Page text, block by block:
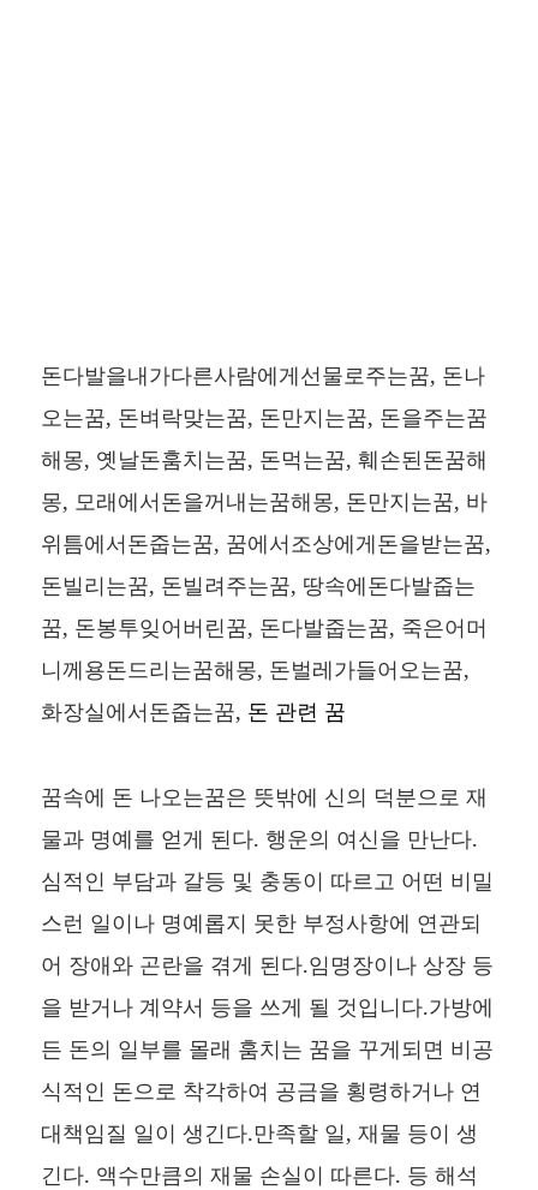
돈다발을내가다른사람에게선물로주는꿈, 돈나
오는꿈, 돈벼락맞는꿈, 돈만지는꿈, 돈을주는꿈
해몽, 옛날돈훔치는꿈, 돈먹는꿈, 훼손된돈꿈해
몽, 모래에서돈을꺼내는꿈해몽, 돈만지는꿈, 바
위틈에서돈줍는꿈, 꿈에서조상에게돈을받는꿈,
돈빌리는꿈, 돈빌려주는꿈, 땅속에돈다발줍는
꿈, 돈봉투잊어버린꿈, 돈다발줍는꿈, 죽은어머
니께용돈드리는꿈해몽, 돈벌레가들어오는꿈,
화장실에서돈줍는꿈, 돈 관련 꿈
꿈속에 돈 나오는꿈은 뜻밖에 신의 덕분으로 재
물과 명예를 얻게 된다. 행운의 여신을 만난다.
심적인 부담과 갈등 및 충동이 따르고 어떤 비밀
스런 일이나 명예롭지 못한 부정사항에 연관되
어 장애와 곤란을 겪게 된다.임명장이나 상장 등
을 받거나 계약서 등을 쓰게 될 것입니다.가방에
든 돈의 일부를 몰래 훔치는 꿈을 꾸게되면 비공
식적인 돈으로 착각하여 공금을 횡령하거나 연
대책임질 일이 생긴다.만족할 일, 재물 등이 생
긴다. 액수만큼의 재물 손실이 따른다. 등 해석